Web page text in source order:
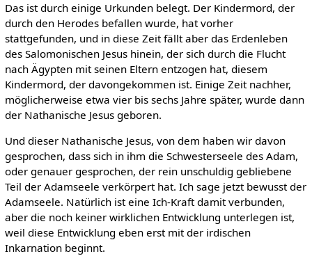
Das ist durch einige Urkunden belegt. Der Kindermord, der
durch den Herodes befallen wurde, hat vorher
stattgefunden, und in diese Zeit fällt aber das Erdenleben
des Salomonischen Jesus hinein, der sich durch die Flucht
nach Ägypten mit seinen Eltern entzogen hat, diesem
Kindermord, der davongekommen ist. Einige Zeit nachher,
möglicherweise etwa vier bis sechs Jahre später, wurde dann
der Nathanische Jesus geboren.
Und dieser Nathanische Jesus, von dem haben wir davon
gesprochen, dass sich in ihm die Schwesterseele des Adam,
oder genauer gesprochen, der rein unschuldig gebliebene
Teil der Adamseele verkörpert hat. Ich sage jetzt bewusst der
Adamseele. Natürlich ist eine Ich-Kraft damit verbunden,
aber die noch keiner wirklichen Entwicklung unterlegen ist,
weil diese Entwicklung eben erst mit der irdischen
Inkarnation beginnt.